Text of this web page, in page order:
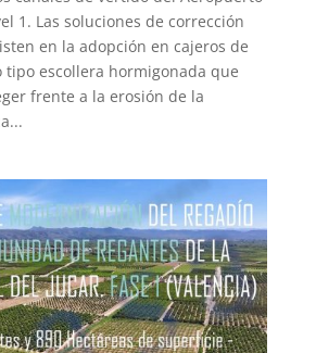
1. Las soluciones de corrección
en la adopción en cajeros de
escollera hormigonada que
frente a la erosión de la